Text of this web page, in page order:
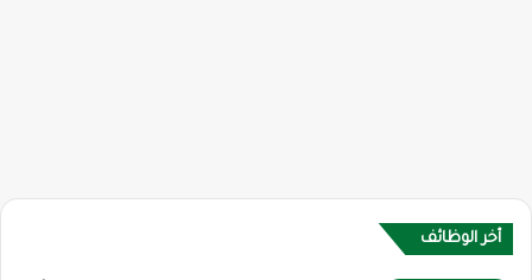
أخر الوظائف